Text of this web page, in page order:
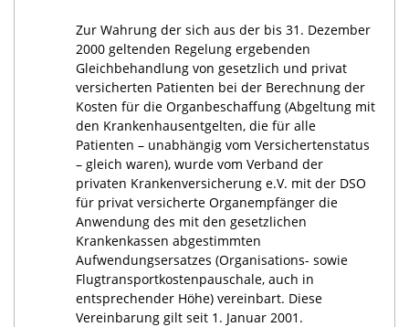
Zur Wahrung der sich aus der bis 31. Dezember
2000 geltenden Regelung ergebenden
Gleichbehandlung von gesetzlich und privat
versicherten Patienten bei der Berechnung der
Kosten für die Organbeschaffung (Abgeltung mit
den Krankenhausentgelten, die für alle
Patienten – unabhängig vom Versichertenstatus
– gleich waren), wurde vom Verband der
privaten Krankenversicherung e.V. mit der DSO
für privat versicherte Organempfänger die
Anwendung des mit den gesetzlichen
Krankenkassen abgestimmten
Aufwendungsersatzes (Organisations- sowie
Flugtransportkostenpauschale, auch in
entsprechender Höhe) vereinbart. Diese
Vereinbarung gilt seit 1. Januar 2001.